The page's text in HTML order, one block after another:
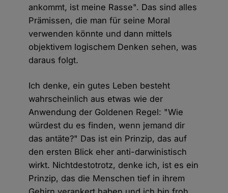
ankommt, ist meine Rasse". Das sind alles
Prämissen, die man für seine Moral
verwenden könnte und dann mittels
objektivem logischem Denken sehen, was
daraus folgt.
Ich denke, ein gutes Leben besteht
wahrscheinlich aus etwas wie der
Anwendung der Goldenen Regel: "Wie
würdest du es finden, wenn jemand dir
das antäte?" Das ist ein Prinzip, das auf
den ersten Blick eher anti-darwinistisch
wirkt. Nichtdestotrotz, denke ich, ist es ein
Prinzip, das die Menschen tief in ihrem